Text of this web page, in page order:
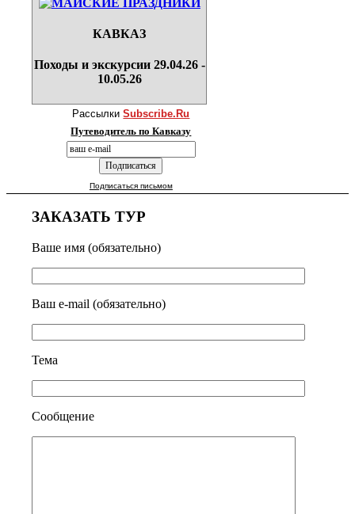
КАВКАЗ
Походы и экскурсии 29.04.26 -
10.05.26
РассылкиSubscribe.Ru
Путеводитель по Кавказу
Подписаться письмом
ЗАКАЗАТЬ ТУР
Ваше имя (обязательно)
Ваш e-mail (обязательно)
Тема
Сообщение